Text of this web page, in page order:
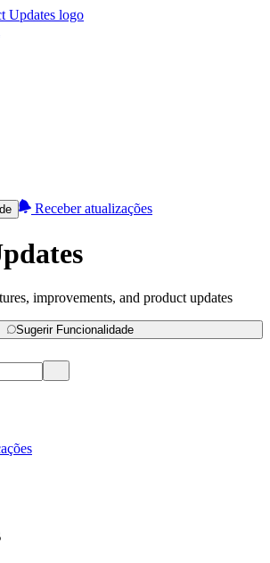
Receber atualizações
improvements, and product updates
Sugerir Funcionalidade